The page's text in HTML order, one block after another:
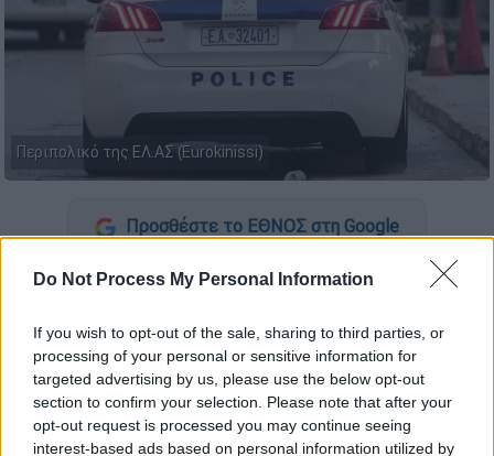
Do Not Process My Personal Information
If you wish to opt-out of the sale, sharing to third parties, or
processing of your personal or sensitive information for
targeted advertising by us, please use the below opt-out
section to confirm your selection. Please note that after your
opt-out request is processed you may continue seeing
interest-based ads based on personal information utilized by
Περιπολικό της ΕΛ.ΑΣ (Eurokinissi)
Προσθέστε το ΕΘΝΟΣ στη Google
Πυροβολισμούςαπό αγνώστους δέχτηκε,
καφετέρια μεναργιλέδεςστηΝέα Ιωνία.
Ο άνδρας δέχτηκε 6 πυροβολισμούς,
τραυματίστηκε στον ώμο και μεταφέρθηκε
στονοσοκομείο ΚΑΤόπου λίγες ώρες